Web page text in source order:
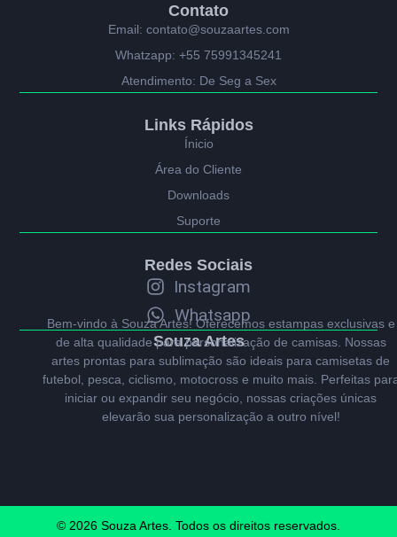
Souza Artes
Bem-vindo à Souza Artes! Oferecemos estampas exclusivas e
de alta qualidade para personalização de camisas. Nossas
artes prontas para sublimação são ideais para camisetas de
futebol, pesca, ciclismo, motocross e muito mais. Perfeitas
iniciar ou expandir seu negócio, nossas criações únicas
elevarão sua personalização a outro nível!
Contato
Email: contato@souzaartes.com
Whatzapp: +55 75991345241
Atendimento: De Seg a Sex
Redes Sociais
Instagram
Whatsapp
Links Rápidos
Ínicio
Área do Cliente
Downloads
Suporte
© 2026 Souza Artes. Todos os direitos reservados.